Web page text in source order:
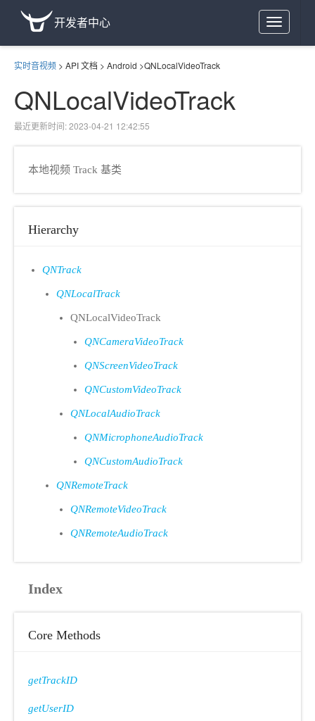
Toggle
navigation
开发者中心
实时音视频 > API 文档 > Android >QNLocalVideoTrack
QNLocalVideoTrack
最近更新时间: 2023-04-21 12:42:55
本地视频 Track 基类
Hierarchy
QNTrack
QNLocalTrack
QNLocalVideoTrack
QNCameraVideoTrack
QNScreenVideoTrack
QNCustomVideoTrack
QNLocalAudioTrack
QNMicrophoneAudioTrack
QNCustomAudioTrack
QNRemoteTrack
QNRemoteVideoTrack
QNRemoteAudioTrack
Index
Core Methods
getTrackID
getUserID